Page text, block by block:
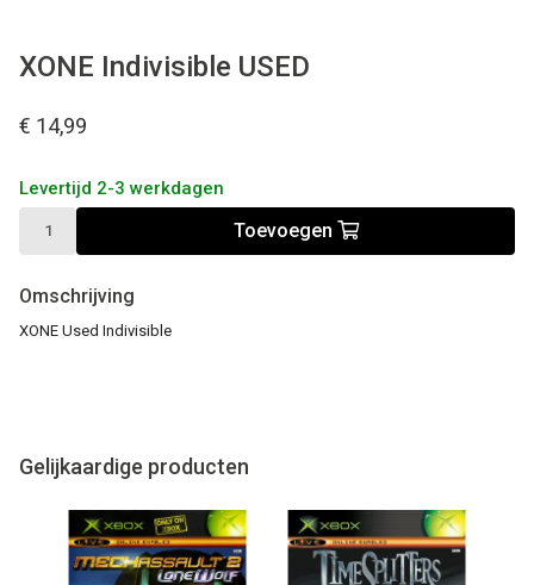
XONE Indivisible USED
€ 14,99
Levertijd 2-3 werkdagen
Toevoegen
Omschrijving
XONE Used Indivisible
Gelijkaardige producten